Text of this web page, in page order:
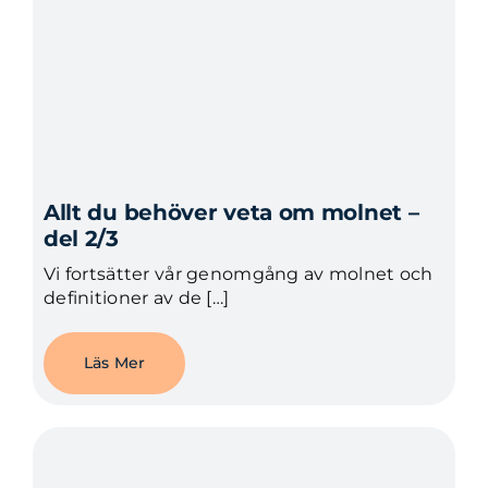
Allt du behöver veta om molnet –
del 2/3
Vi fortsätter vår genomgång av molnet och
definitioner av de […]
Läs Mer